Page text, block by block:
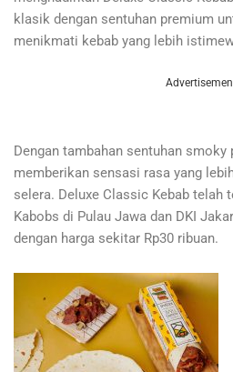
klasik dengan sentuhan premium
menikmati kebab yang lebih
Dengan tambahan sentuhan smoky
memberikan sensasi rasa yang
selera. Deluxe Classic Kebab telah
Kabobs di Pulau Jawa dan DKI
dengan harga sekitar Rp30 ribuan.